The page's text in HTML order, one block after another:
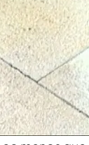
de la
sin
una cifra
es que
de la